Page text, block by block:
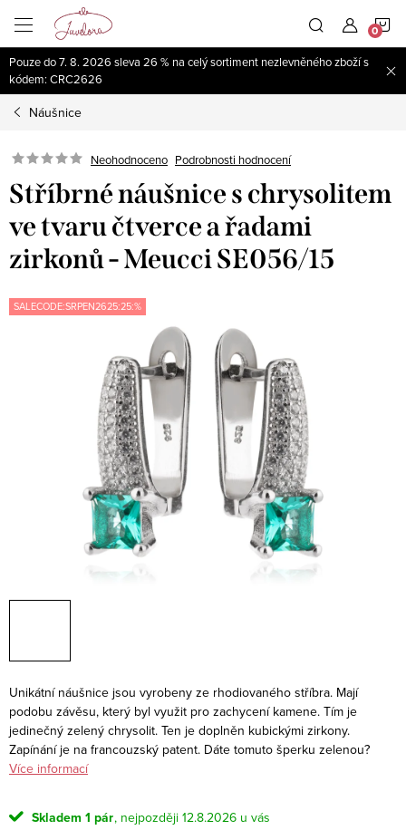
obsah
Pouze do 7. 8. 2026 sleva 26 % na celý sortiment nezlevněného zboží s
kódem: CRC2626
Náušnice
Neohodnoceno Podrobnosti hodnocení
Stříbrné náušnice s chrysolitem
ve tvaru čtverce a řadami
zirkonů - Meucci SE056/15
SALECODE:SRPEN2625:25:%
Unikátní náušnice jsou vyrobeny ze rhodiovaného stříbra. Mají
podobu závěsu, který byl využit pro zachycení kamene. Tím je
jedinečný zelený chrysolit. Ten je doplněn kubickými zirkony.
Zapínání je na francouzský patent. Dáte tomuto šperku zelenou?
Více informací
Skladem 1 pár
12.8.2026